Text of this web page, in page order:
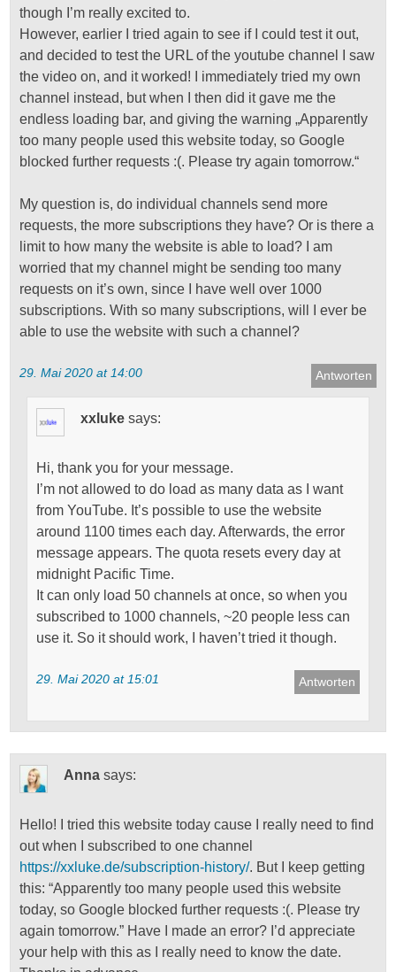
though I’m really excited to.
However, earlier I tried again to see if I could test it out,
and decided to test the URL of the youtube channel I saw
the video on, and it worked! I immediately tried my own
channel instead, but when I then did it gave me the
endless loading bar, and giving the warning „Apparently
too many people used this website today, so Google
blocked further requests :(. Please try again tomorrow.“
My question is, do individual channels send more
requests, the more subscriptions they have? Or is there a
limit to how many the website is able to load? I am
worried that my channel might be sending too many
requests on it’s own, since I have well over 1000
subscriptions. With so many subscriptions, will I ever be
able to use the website with such a channel?
Antworten
29. Mai 2020 at 14:00
xxluke says:
Hi, thank you for your message.
I’m not allowed to do load as many data as I want
from YouTube. It’s possible to use the website
around 1100 times each day. Afterwards, the error
message appears. The quota resets every day at
midnight Pacific Time.
It can only load 50 channels at once, so when you
subscribed to 1000 channels, ~20 people less can
use it. So it should work, I haven’t tried it though.
Antworten
29. Mai 2020 at 15:01
Anna says:
Hello! I tried this website today cause I really need to find
out when I subscribed to one channel
https://xxluke.de/subscription-history/. But I keep getting
this: “Apparently too many people used this website
today, so Google blocked further requests :(. Please try
again tomorrow.” Have I made an error? I’d appreciate
your help with this as I really need to know the date.